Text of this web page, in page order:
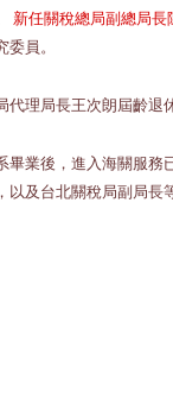
新任關稅總局副總局長
員。
代理局長王次朗屆齡
畢業後，進入海關服
及台北關稅局副局長